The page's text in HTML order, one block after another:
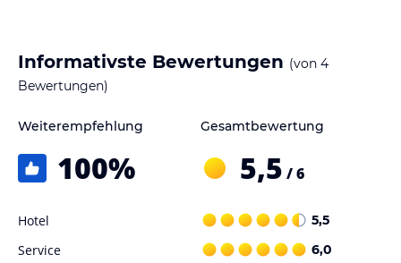
WLAN steht den Gästen zur Verfügung. Abstellmöglichkeiten für
Fahrräder und Ladestationen für E-Bikes sind ebenfalls
Morgens erwartet die Gäste ein reichhaltiges Frühstücksbuffet, um
gestärkt in den Tag zu starten. Das Hotel bietet jedoch keine
die kulinarische Vielfalt der Stadt Middelburg zu erkunden.
Informativste Bewertungen (von 4
Bewertungen)
Weiterempfehlung
100%
Gesamtbewertung
5,5 / 6
Hotel 5,5
Service 6,0